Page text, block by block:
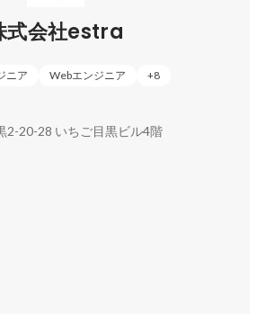
式会社estra
ニア Webエンジニア +8
2-20-28 いちご目黒ビル4階